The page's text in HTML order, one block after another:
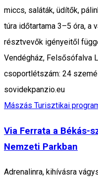
miccs, saláták, üdítők,
túra időtartama 3–5 óra, a
résztvevők igényeitől
Vendégház, Felsősófalva
csoportlétszám: 24
sovidekpanzio.eu
Mászás Turisztikai
Via Ferrata a Békás-
Nemzeti Parkban
Adrenalinra, kihívásra